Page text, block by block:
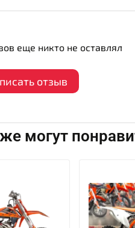
еще никто не оставлял
отзыв
могут